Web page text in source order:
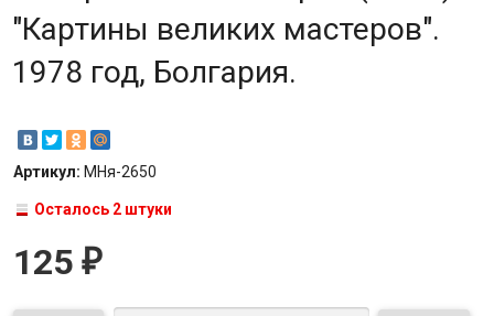
"Картины великих мастеров".
1978 год, Болгария.
Артикул: МНя-2650
Осталось 2 штуки
125 ₽